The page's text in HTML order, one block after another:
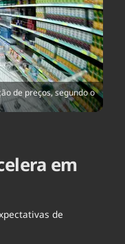
Saúde
Tempo
de preços, segundo o
em
de